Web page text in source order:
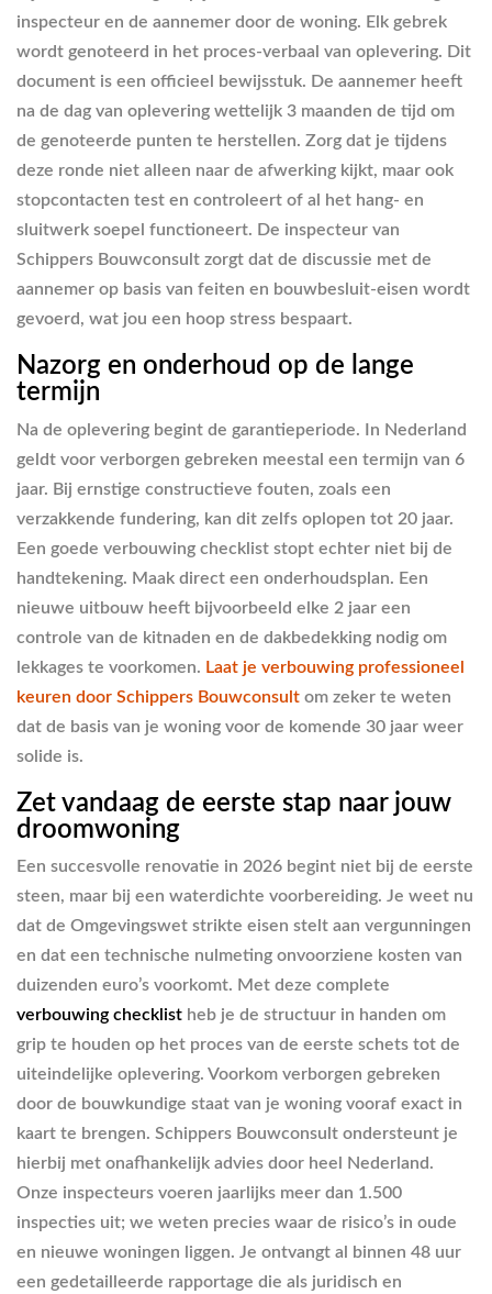
inspecteur en de aannemer door de woning. Elk gebrek
wordt genoteerd in het proces-verbaal van oplevering. Dit
document is een officieel bewijsstuk. De aannemer heeft
na de dag van oplevering wettelijk 3 maanden de tijd om
de genoteerde punten te herstellen. Zorg dat je tijdens
deze ronde niet alleen naar de afwerking kijkt, maar ook
stopcontacten test en controleert of al het hang- en
sluitwerk soepel functioneert. De inspecteur van
Schippers Bouwconsult zorgt dat de discussie met de
aannemer op basis van feiten en bouwbesluit-eisen wordt
gevoerd, wat jou een hoop stress bespaart.
Nazorg en onderhoud op de lange
termijn
Na de oplevering begint de garantieperiode. In Nederland
geldt voor verborgen gebreken meestal een termijn van 6
jaar. Bij ernstige constructieve fouten, zoals een
verzakkende fundering, kan dit zelfs oplopen tot 20 jaar.
Een goede verbouwing checklist stopt echter niet bij de
handtekening. Maak direct een onderhoudsplan. Een
nieuwe uitbouw heeft bijvoorbeeld elke 2 jaar een
controle van de kitnaden en de dakbedekking nodig om
lekkages te voorkomen. Laat je verbouwing professioneel
keuren door Schippers Bouwconsult om zeker te weten
dat de basis van je woning voor de komende 30 jaar weer
solide is.
Zet vandaag de eerste stap naar jouw
droomwoning
Een succesvolle renovatie in 2026 begint niet bij de eerste
steen, maar bij een waterdichte voorbereiding. Je weet nu
dat de Omgevingswet strikte eisen stelt aan vergunningen
en dat een technische nulmeting onvoorziene kosten van
duizenden euro’s voorkomt. Met deze complete
verbouwing checklist heb je de structuur in handen om
grip te houden op het proces van de eerste schets tot de
uiteindelijke oplevering. Voorkom verborgen gebreken
door de bouwkundige staat van je woning vooraf exact in
kaart te brengen. Schippers Bouwconsult ondersteunt je
hierbij met onafhankelijk advies door heel Nederland.
Onze inspecteurs voeren jaarlijks meer dan 1.500
inspecties uit; we weten precies waar de risico’s in oude
en nieuwe woningen liggen. Je ontvangt al binnen 48 uur
een gedetailleerde rapportage die als juridisch en